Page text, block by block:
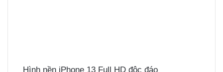
Hình nền iPhone 13 Full HD độc đáo